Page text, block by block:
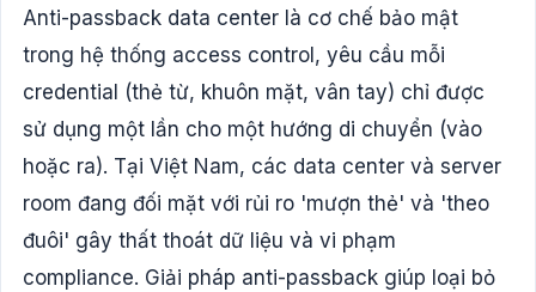
Anti-passback data center là cơ chế bảo mật
trong hệ thống access control, yêu cầu mỗi
credential (thẻ từ, khuôn mặt, vân tay) chỉ được
sử dụng một lần cho một hướng di chuyển (vào
hoặc ra). Tại Việt Nam, các data center và server
room đang đối mặt với rủi ro 'mượn thẻ' và 'theo
đuôi' gây thất thoát dữ liệu và vi phạm
compliance. Giải pháp anti-passback giúp loại bỏ